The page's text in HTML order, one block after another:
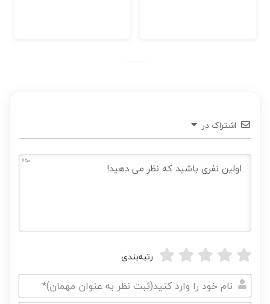
اشتراک در
650
رتبه‌بندی